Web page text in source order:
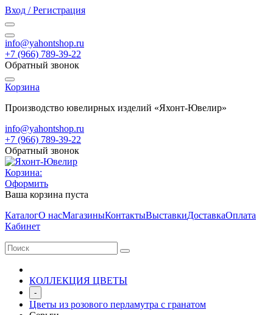
Вход / Регистрация
info@yahontshop.ru
+7 (966) 789-39-22
Обратный звонок
Корзина
Производство ювелирных изделий «Яхонт-Ювелир»
info@yahontshop.ru
+7 (966) 789-39-22
Обратный звонок
Корзина:
Оформить
Ваша корзина пуста
КаталогО насМагазиныКонтактыВыставкиДоставкаОплата
Кабинет
КОЛЛЕКЦИЯ ЦВЕТЫ
-
Цветы из розового перламутра с гранатом